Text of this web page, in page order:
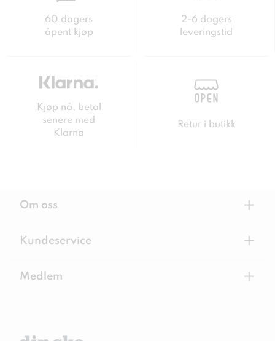
60 dagers
åpent kjøp
2-6 dagers
leveringstid
Kjøp nå, betal
senere med
Klarna
Retur i butikk
Om oss +
Kundeservice +
Medlem +